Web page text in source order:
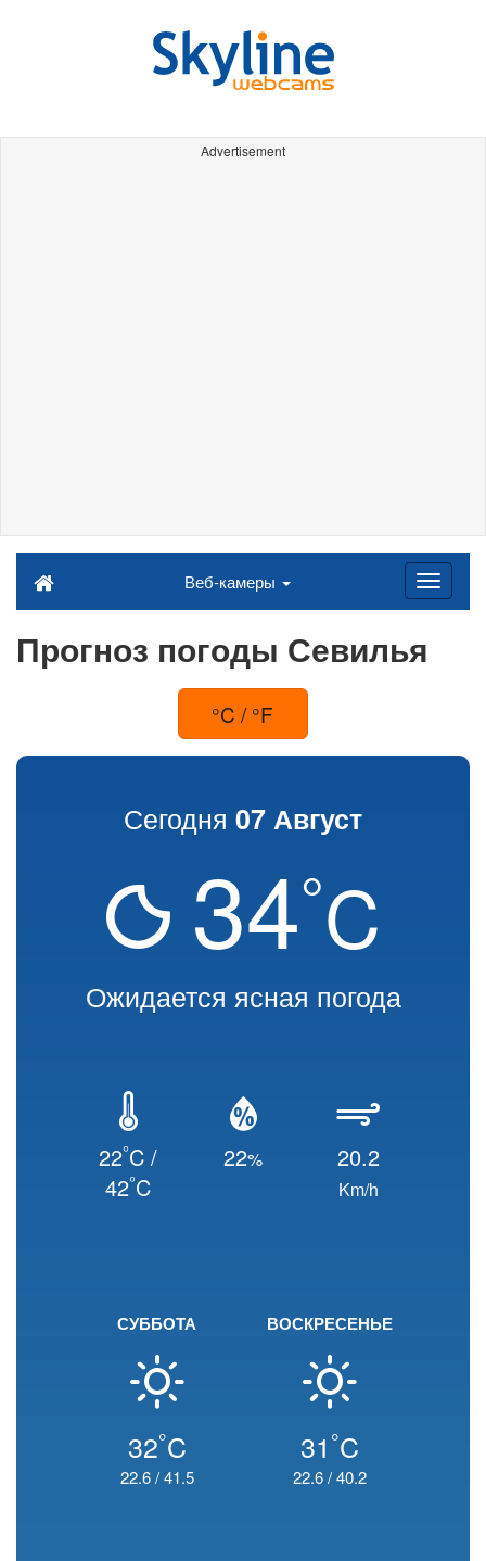
Advertisement
Веб-камеры
Прогноз погоды Севилья
°C / °F
Сегодня 07 Август
34°C
Ожидается ясная погода
22°C /
42°C
22% 20.2
Km/h
СУББОТА
32°C
22.6/41.5
ВОСКРЕСЕНЬЕ
31 °C
22.6/40.2